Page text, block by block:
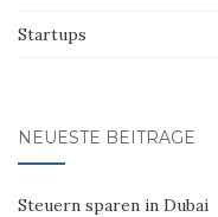
Startups
NEUESTE BEITRÄGE
Steuern sparen in Dubai